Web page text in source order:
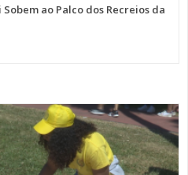
ao Palco dos Recreios da